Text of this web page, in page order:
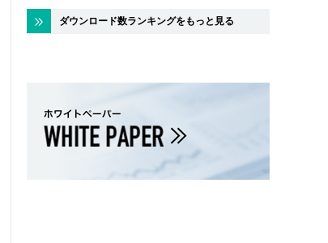
ダウンロード数ランキングをもっと見る